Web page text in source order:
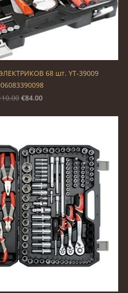
68 шт. YT-39009
€84.00